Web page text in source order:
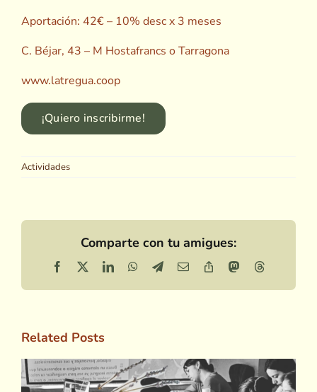
Aportación: 42€ – 10% desc x 3 meses
C. Béjar, 43 – M Hostafrancs o Tarragona
www.latregua.coop
¡Quiero inscribirme!
Actividades
Comparte con tu amigues:
Facebook LinkedInWhatsApp
TelegramEmail Copy Mastodon
Related Posts